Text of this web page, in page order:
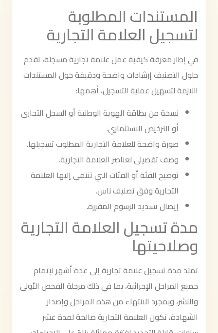
المستندات المطلوبة
لتسجيل العلامة التجارية
في إطار معرفة كيفية عمل علامة تجارية مسجلة، تقدم
حلول التصنيف إرشادات واضحة ودقيقة حول المستندات
اللازمة لتسهيل عملية التسجيل، أهمها:
نسخة من بطاقة الهوية الوطنية أو السجل التجاري
أو الترخيص الاستثماري.
صورة واضحة للعلامة التجارية المطلوب تسجيلها.
وصف تفصيلى لعناصر العلامة التجارية.
توضيح الفئة أو الفئات التي تنتمي إليها العلامة
التجارية وفق تصنيف ناس.
إيصال تسديد الرسوم المقررة.
مدة تسجيل العلامة التجارية
وصلاحيتها
تمتد مدة تسجيل علامة تجارية إلى عدة أشهر لإتمام
جميع المراحل الإجرائية، بما في ذلك مرحلة الفحص الأولي
والنشر، وبمجرد الانتهاء من هذه المراحل وإصدار
الشهادة، تكون العلامة التجارية صالحة لمدة عشر